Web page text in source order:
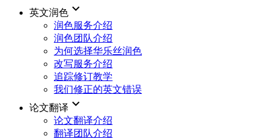
英文润色 keyboard_arrow_down
润色服务介绍
润色团队介绍
为何选择华乐丝润色
改写服务介绍
追踪修订教学
我们修正的英文错误
论文翻译 keyboard_arrow_down
论文翻译介绍
翻译团队介绍